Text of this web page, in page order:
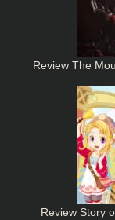
Review The
Review Story